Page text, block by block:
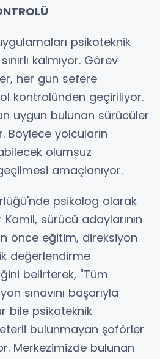
psikoteknik
kalmıyor. Görev
her gün sefere
kontrolünden geçiriliyor.
uygun bulunan sürücüler
Böylece yolcuların
olumsuz
amaçlanıyor.
psikolog olarak
sürücü adaylarının
önce eğitim, direksiyon
değerlendirme
belirterek, "Tüm
sınavını başarıyla
bile psikoteknik
bulunmayan şoförler
Merkezimizde bulunan